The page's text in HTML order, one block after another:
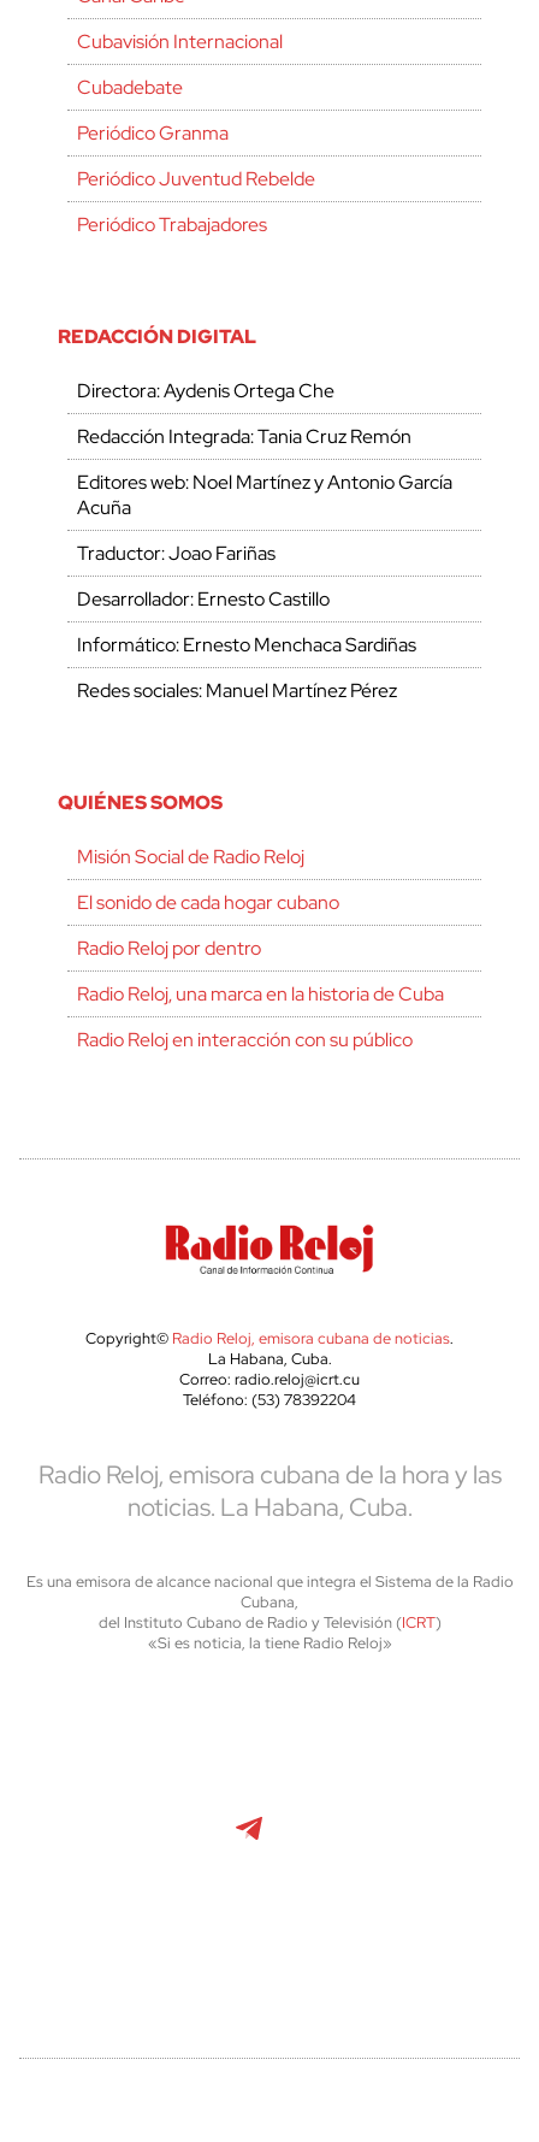
Cubavisión Internacional
Cubadebate
Periódico Granma
Periódico Juventud Rebelde
Periódico Trabajadores
REDACCIÓN DIGITAL
Directora: Aydenis Ortega Che
Redacción Integrada: Tania Cruz Remón
Editores web: Noel Martínez y Antonio García
Acuña
Traductor: Joao Fariñas
Desarrollador: Ernesto Castillo
Informático: Ernesto Menchaca Sardiñas
Redes sociales: Manuel Martínez Pérez
QUIÉNES SOMOS
Misión Social de Radio Reloj
El sonido de cada hogar cubano
Radio Reloj por dentro
Radio Reloj, una marca en la historia de Cuba
Radio Reloj en interacción con su público
Copyright© Radio Reloj, emisora cubana de noticias.
La Habana, Cuba.
Correo: radio.reloj@icrt.cu
Teléfono: (53) 78392204
Radio Reloj, emisora cubana de la hora y las
noticias. La Habana, Cuba.
Es una emisora de alcance nacional que integra el Sistema de la Radio
Cubana,
del Instituto Cubano de Radio y Televisión (ICRT)
«Si es noticia, la tiene Radio Reloj»